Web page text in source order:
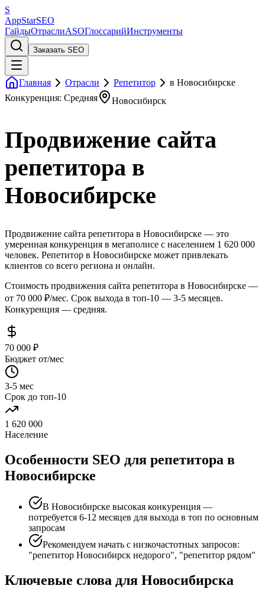
S
AppStarSEO
ГайдыОтраслиASOГлоссарийИнструменты
Заказать SEO
Главная Отрасли Репетитор
в Новосибирске
Конкуренция: Средняя
Новосибирск
Продвижение сайта
репетитора в
Новосибирске
Продвижение сайта репетитора в Новосибирске — это
умеренная конкуренция в мегаполисе с населением 1 620 000
человек. Репетитор в Новосибирске может привлекать
клиентов со всего региона и онлайн.
Стоимость продвижения сайта репетитора в Новосибирске —
от 70 000 ₽/мес. Срок выхода в топ-10 — 3-5 месяцев.
Конкуренция — средняя.
70 000 ₽
Бюджет от/мес
3-5 мес
Срок до топ-10
1 620 000
Население
Особенности SEO для репетитора в
Новосибирске
В Новосибирске высокая конкуренция —
потребуется 6-12 месяцев для выхода в топ по основным
запросам
Рекомендуем начать с низкочастотных запросов:
"репетитор Новосибирск недорого", "репетитор рядом"
Ключевые слова для Новосибирска